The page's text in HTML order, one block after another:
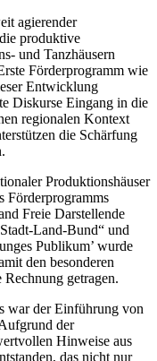
agierender
produktive
und Tanzhäusern
Förderprogramm wie
Entwicklung
Diskurse Eingang in die
regionalen Kontext
die Schärfung
Produktionshäuser
Förderprogramms
Freie Darstellende
Land-Bund“ und
Publikum’ wurde
den besonderen
getragen.
war der Einführung von
der
Hinweise aus
das nicht nur